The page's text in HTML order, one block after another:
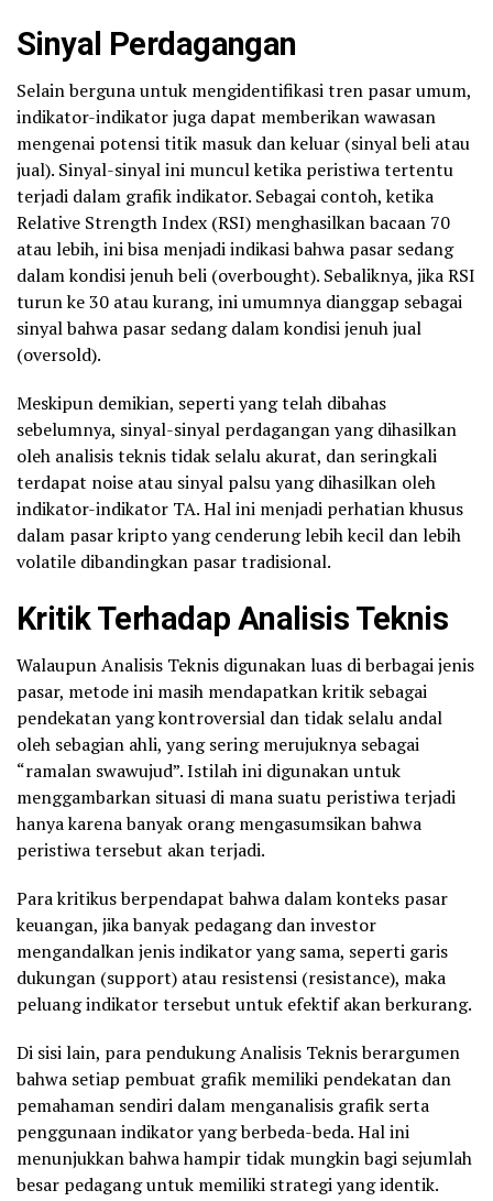
Sinyal Perdagangan
Selain berguna untuk mengidentifikasi tren pasar umum,
indikator-indikator juga dapat memberikan wawasan
mengenai potensi titik masuk dan keluar (sinyal beli atau
jual). Sinyal-sinyal ini muncul ketika peristiwa tertentu
terjadi dalam grafik indikator. Sebagai contoh, ketika
Relative Strength Index (RSI) menghasilkan bacaan 70
atau lebih, ini bisa menjadi indikasi bahwa pasar sedang
dalam kondisi jenuh beli (overbought). Sebaliknya, jika RSI
turun ke 30 atau kurang, ini umumnya dianggap sebagai
sinyal bahwa pasar sedang dalam kondisi jenuh jual
(oversold).
Meskipun demikian, seperti yang telah dibahas
sebelumnya, sinyal-sinyal perdagangan yang dihasilkan
oleh analisis teknis tidak selalu akurat, dan seringkali
terdapat noise atau sinyal palsu yang dihasilkan oleh
indikator-indikator TA. Hal ini menjadi perhatian khusus
dalam pasar kripto yang cenderung lebih kecil dan lebih
volatile dibandingkan pasar tradisional.
Kritik Terhadap Analisis Teknis
Walaupun Analisis Teknis digunakan luas di berbagai jenis
pasar, metode ini masih mendapatkan kritik sebagai
pendekatan yang kontroversial dan tidak selalu andal
oleh sebagian ahli, yang sering merujuknya sebagai
“ramalan swawujud”. Istilah ini digunakan untuk
menggambarkan situasi di mana suatu peristiwa terjadi
hanya karena banyak orang mengasumsikan bahwa
peristiwa tersebut akan terjadi.
Para kritikus berpendapat bahwa dalam konteks pasar
keuangan, jika banyak pedagang dan investor
mengandalkan jenis indikator yang sama, seperti garis
dukungan (support) atau resistensi (resistance), maka
peluang indikator tersebut untuk efektif akan berkurang.
Di sisi lain, para pendukung Analisis Teknis berargumen
bahwa setiap pembuat grafik memiliki pendekatan dan
pemahaman sendiri dalam menganalisis grafik serta
penggunaan indikator yang berbeda-beda. Hal ini
menunjukkan bahwa hampir tidak mungkin bagi sejumlah
besar pedagang untuk memiliki strategi yang identik.